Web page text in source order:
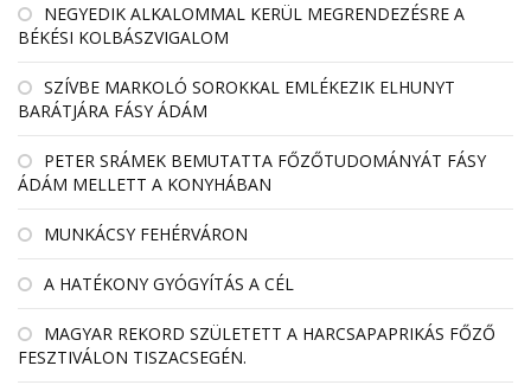
NEGYEDIK ALKALOMMAL KERÜL MEGRENDEZÉSRE A
BÉKÉSI KOLBÁSZVIGALOM
SZÍVBE MARKOLÓ SOROKKAL EMLÉKEZIK ELHUNYT
BARÁTJÁRA FÁSY ÁDÁM
PETER SRÁMEK BEMUTATTA FŐZŐTUDOMÁNYÁT FÁSY
ÁDÁM MELLETT A KONYHÁBAN
MUNKÁCSY FEHÉRVÁRON
A HATÉKONY GYÓGYÍTÁS A CÉL
MAGYAR REKORD SZÜLETETT A HARCSAPAPRIKÁS FŐZŐ
FESZTIVÁLON TISZACSEGÉN.